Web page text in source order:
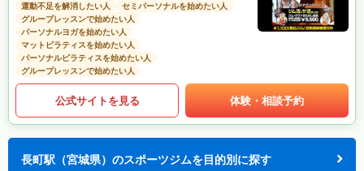
運動不足を解消したい人
セミパーソナルを始めたい人
グループレッスンで始めたい人
パーソナルヨガを始めたい人
マットピラティスを始めたい人
パーソナルピラティスを始めたい人
グループレッスンで始めたい人
公式サイトを見る 体験・相談予約
長町駅（宮城県）のスポーツジムを目的別に探す